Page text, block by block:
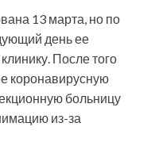
13 марта, но по
день ее
После того
коронавирусную
больницу
из-за